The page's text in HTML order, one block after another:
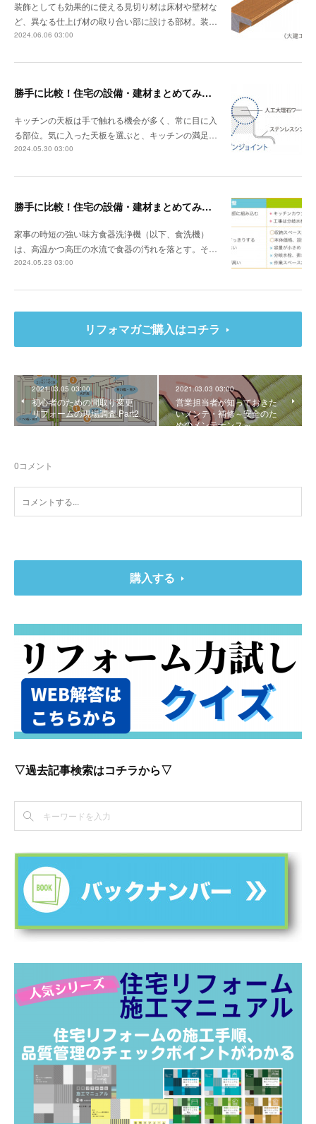
装飾としても効果的に使える見切り材は床材や壁材な
ど、異なる仕上げ材の取り合い部に設ける部材。装…
2024.06.06 03:00
勝手に比較！住宅の設備・建材まとめてみました！～キッチン天板の素材編
キッチンの天板は手で触れる機会が多く、常に目に入
る部位。気に入った天板を選ぶと、キッチンの満足…
2024.05.30 03:00
勝手に比較！住宅の設備・建材まとめてみました！～食器洗浄機編
家事の時短の強い味方食器洗浄機（以下、食洗機）
は、高温かつ高圧の水流で食器の汚れを落とす。そ…
2024.05.23 03:00
リフォマガご購入はコチラ
2021.03.05 03:00
初心者のための間取り変更
リフォームの現場調査 Part2
2021.03.03 03:00
営業担当者が知っておきた
いメンテ・補修～安全のた
めのメンテナンス～
0コメント
購入する
▽過去記事検索はコチラから▽